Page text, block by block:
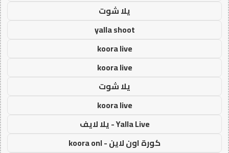
يلا شوت
yalla shoot
koora live
koora live
يلا شوت
koora live
Yalla Live - يلا لايف
كورة اون لاين - koora onl